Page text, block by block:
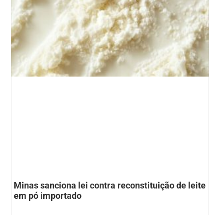
Minas sanciona lei contra reconstituição de leite
em pó importado